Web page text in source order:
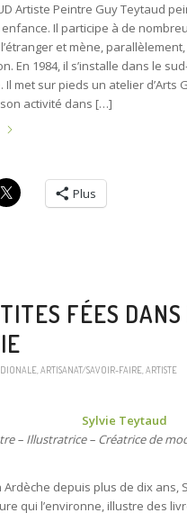
Artiste Peintre Guy Teytaud
Il participe à de
et mène,
En 1984, il s’installe dans le
Il met sur pieds un atelier d’Arts
activité dans […]
Plus
FÉES
, ARTISANAT/SAVOIR-FAIRE, ARTISTE
Sylvie Teytaud
– Illustratrice – Créatrice de
Ardèche depuis plus de dix ans,
qui l’environne, illustre des